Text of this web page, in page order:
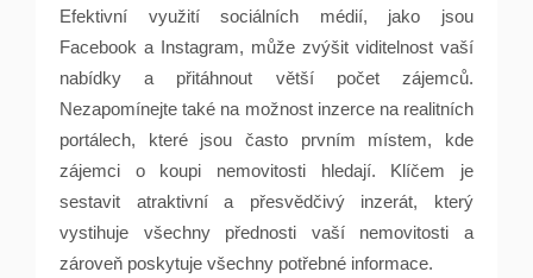
Efektivní využití sociálních médií, jako jsou
Facebook a Instagram, může zvýšit viditelnost vaší
nabídky a přitáhnout větší počet zájemců.
Nezapomínejte také na možnost inzerce na realitních
portálech, které jsou často prvním místem, kde
zájemci o koupi nemovitosti hledají. Klíčem je
sestavit atraktivní a přesvědčivý inzerát, který
vystihuje všechny přednosti vaší nemovitosti a
zároveň poskytuje všechny potřebné informace.